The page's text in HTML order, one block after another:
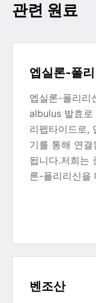
관련 원료
엡실론-폴
엡실론-폴리
albulus 발효로
리펩타이드로,
기를 통해 연
됩니다.저희는
론-폴리리신을
벤조산